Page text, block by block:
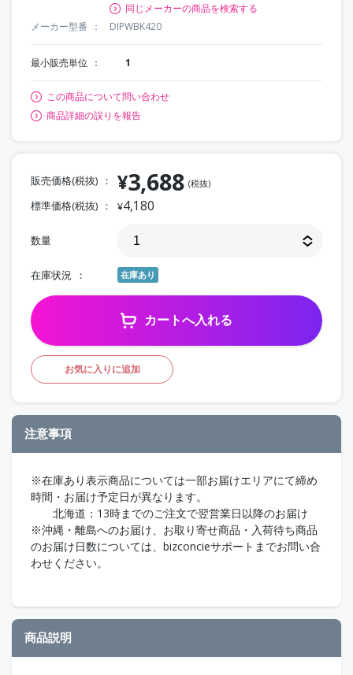
同じメーカーの商品を検索する
メーカー型番
DIPWBK420
最小販売単位 1
この商品について問い合わせ
商品詳細の誤りを報告
販売価格(税抜) ¥3,688 (税抜)
標準価格(税抜) ¥4,180
数量
在庫状況 在庫あり
カートへ入れる
お気に入りに追加
注意事項
※在庫あり表示商品については一部お届けエリアにて締め
時間・お届け予定日が異なります。
北海道：13時までのご注文で翌営業日以降のお届け
※沖縄・離島へのお届け、お取り寄せ商品・入荷待ち商品
のお届け日数については、bizconcieサポートまでお問い合
わせください。
商品説明